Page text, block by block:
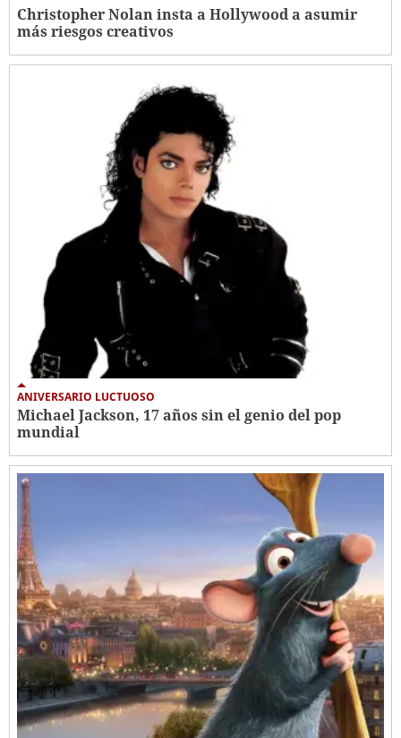
Christopher Nolan insta a Hollywood a asumir
más riesgos creativos
ANIVERSARIO LUCTUOSO
Michael Jackson, 17 años sin el genio del pop
mundial